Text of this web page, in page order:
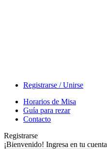
Registrarse / Unirse
Horarios de Misa
Guía para rezar
Contacto
Registrarse
¡Bienvenido! Ingresa en tu cuenta